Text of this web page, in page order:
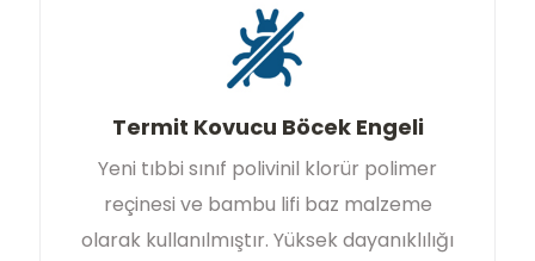
Termit Kovucu Böcek Engeli
Yeni tıbbi sınıf polivinil klorür polimer
reçinesi ve bambu lifi baz malzeme
olarak kullanılmıştır. Yüksek dayanıklılığı